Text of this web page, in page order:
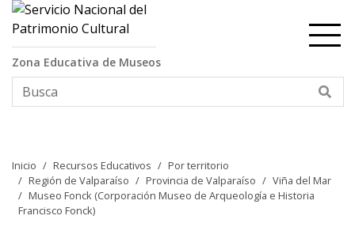
Contenido principal
Zona Educativa de Museos
Inicio Recursos Educativos
Por territorio
Región de Valparaíso
Provincia de Valparaíso
Viña del Mar
Museo Fonck (Corporación Museo de Arqueología e Historia
Francisco Fonck)